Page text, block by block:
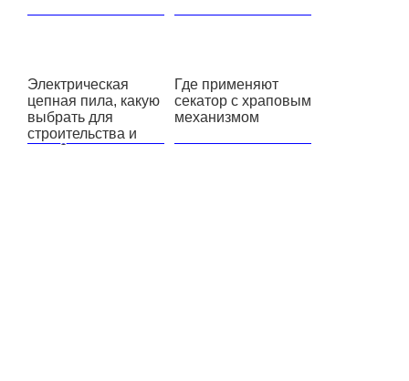
Электрическая
цепная пила, какую
выбрать для
строительства и
дачи?
Где применяют
секатор с храповым
механизмом